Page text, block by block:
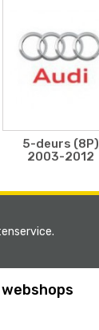
5-deurs (8P)
2003-2012
webshops